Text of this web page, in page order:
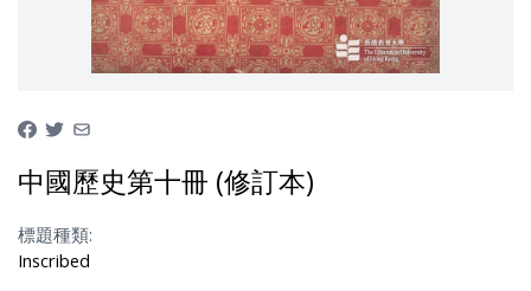
中國歷史第十冊 (修訂本)
標題種類:
Inscribed